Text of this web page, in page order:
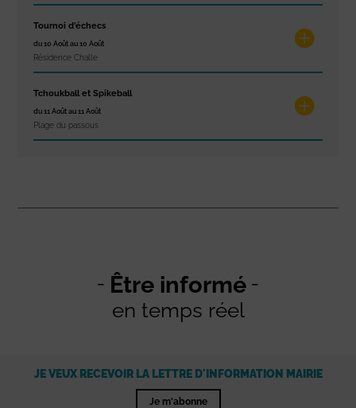
Tournoi d’échecs
du 10 Août au 10 Août
Résidence Challe
Tchoukball et Spikeball
du 11 Août au 11 Août
Plage du passous
Être informé
en temps réel
JE VEUX RECEVOIR LA LETTRE D'INFORMATION MAIRIE
Je m'abonne